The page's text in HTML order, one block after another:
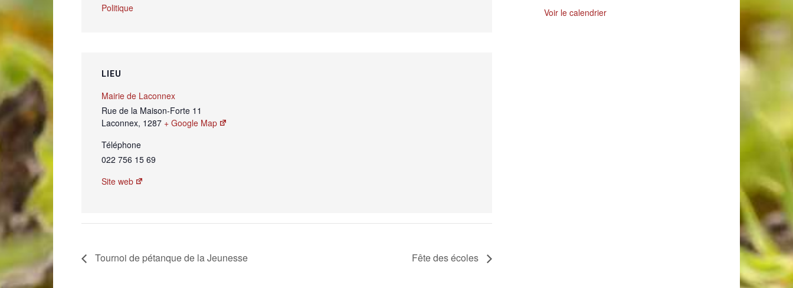
Politique
LIEU
Mairie de Laconnex
Rue de la Maison-Forte 11
Laconnex, 1287 + Google Map
Téléphone
022 756 15 69
Site web
Tournoi de pétanque de la Jeunesse Fête des écoles
Voir le calendrier